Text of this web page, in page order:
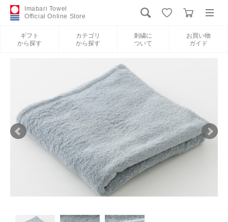
Imabari Towel
Official Online Store
ギフト
から探す
カテゴリ
から探す
刺繍に
ついて
お買い物
ガイド
新規会員登録
カテゴリから探す
刺繍について